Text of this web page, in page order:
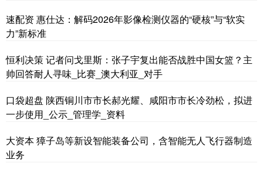
速配资 惠仕达：解码2026年影像检测仪器的“硬核”与“软实
力”新标准
恒利决策 记者问戈里斯：张子宇复出能否战胜中国女篮？主
帅回答耐人寻味_比赛_澳大利亚_对手
口袋超盘 陕西铜川市市长郝光耀、咸阳市市长冷劲松，拟进
一步使用_公示_管理学_资料
大资本 獐子岛等新设智能装备公司，含智能无人飞行器制造
业务